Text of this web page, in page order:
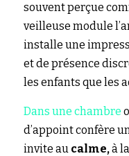
souvent perçue
veilleuse module
installe une
et de présence
les enfants que les
Dans une chambre
d’appoint confère
invite au calme, à la